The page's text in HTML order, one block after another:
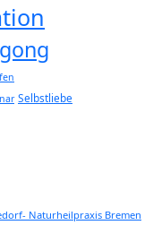
Selbstliebe
Naturheilpraxis Bremen